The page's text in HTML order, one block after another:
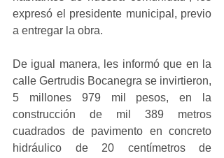
expresó el presidente municipal, previo
a entregar la obra.
De igual manera, les informó que en la
calle Gertrudis Bocanegra se invirtieron,
5 millones 979 mil pesos, en la
construcción de mil 389 metros
cuadrados de pavimento en concreto
hidráulico de 20 centímetros de